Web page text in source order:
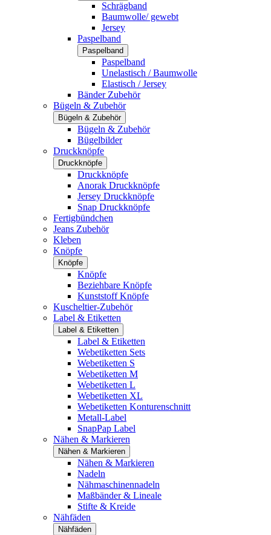
Schrägband
Baumwolle/ gewebt
Jersey
Paspelband
Paspelband
Paspelband
Unelastisch / Baumwolle
Elastisch / Jersey
Bänder Zubehör
Bügeln & Zubehör
Bügeln & Zubehör
Bügeln & Zubehör
Bügelbilder
Druckknöpfe
Druckknöpfe
Druckknöpfe
Anorak Druckknöpfe
Jersey Druckknöpfe
Snap Druckknöpfe
Fertigbündchen
Jeans Zubehör
Kleben
Knöpfe
Knöpfe
Knöpfe
Beziehbare Knöpfe
Kunststoff Knöpfe
Kuscheltier-Zubehör
Label & Etiketten
Label & Etiketten
Label & Etiketten
Webetiketten Sets
Webetiketten S
Webetiketten M
Webetiketten L
Webetiketten XL
Webetiketten Konturenschnitt
Metall-Label
SnapPap Label
Nähen & Markieren
Nähen & Markieren
Nähen & Markieren
Nadeln
Nähmaschinennadeln
Maßbänder & Lineale
Stifte & Kreide
Nähfäden
Nähfäden